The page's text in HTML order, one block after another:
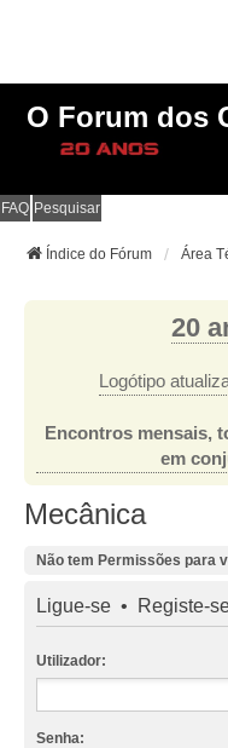
O Forum dos
FAQ Pesquisar
Índice do Fórum Área
20
Logótipo
Encontros mensais,
em
Mecânica
Não tem Permissões para
Ligue-se • Registe-
Utilizador:
Senha: